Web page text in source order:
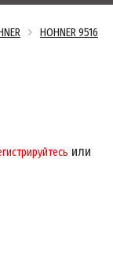
HOHNER 9516
или